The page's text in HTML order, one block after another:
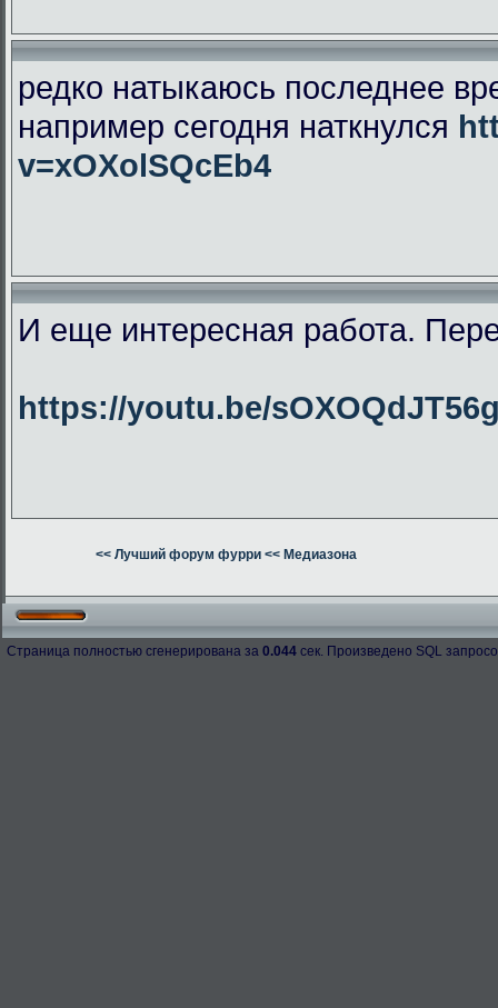
редко натыкаюсь последнее
например сегодня наткнулся
v=xOXolSQcEb4
И еще интересная работа.
https://youtu.be/
<< Лучший форум фурри << Медиазона
Страница полностью сгенерирована за 0.044 сек. Произведено SQL